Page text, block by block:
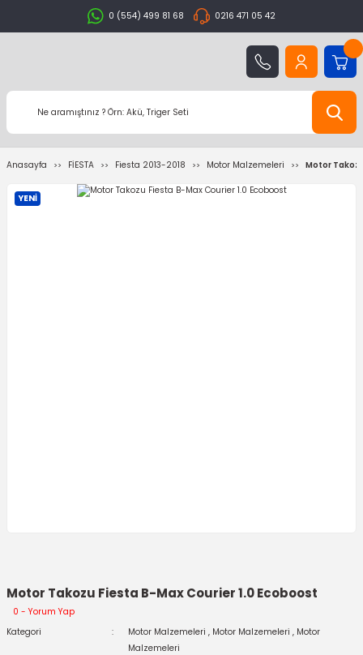
0 (554) 499 81 68 0216 471 05 42
Anasayfa FİESTA Fiesta 2013-2018 Motor Malzemeleri Motor
YENİ
Motor Takozu Fiesta B-Max Courier 1.0 Ecoboost
0 - Yorum Yap
Kategori
Motor Malzemeleri , Motor Malzemeleri , Motor
Malzemeleri